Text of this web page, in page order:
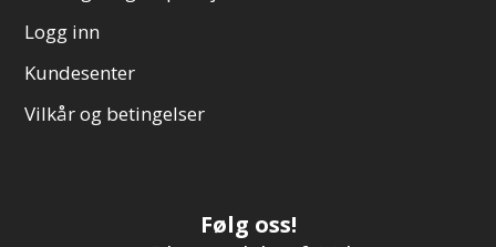
Logg inn
Kundesenter
Vilkår og betingelser
Følg oss!